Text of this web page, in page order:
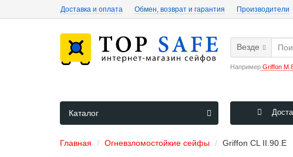
Доставка и оплата Обмен, возврат и гарантия Производители
Везде
Например Griffon
Каталог
Главная Огневзломостойкие сейфы Griffon CL II.90.Е